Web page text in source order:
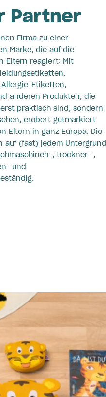
Partner
Firma zu einer
Marke, die auf die
Eltern reagiert: Mit
Etiketten,
anderen Produkten, die
praktisch sind, sondern
erobert gutmarkiert
Eltern in ganz Europa. Die
auf (fast) jedem Untergrund
, trockner- ,
und